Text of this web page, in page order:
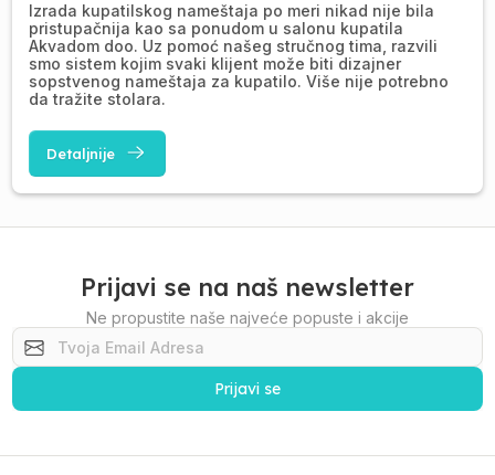
Izrada kupatilskog nameštaja po meri nikad nije bila
pristupačnija kao sa ponudom u salonu kupatila
Akvadom doo. Uz pomoć našeg stručnog tima, razvili
smo sistem kojim svaki klijent može biti dizajner
sopstvenog nameštaja za kupatilo. Više nije potrebno
da tražite stolara.
Detaljnije
Prijavi se na naš newsletter
Ne propustite naše najveće popuste i akcije
Prijavi se